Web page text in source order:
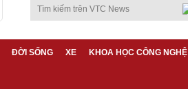
ĐỜI SỐNG XE KHOA HỌC CÔNG NGHỆ